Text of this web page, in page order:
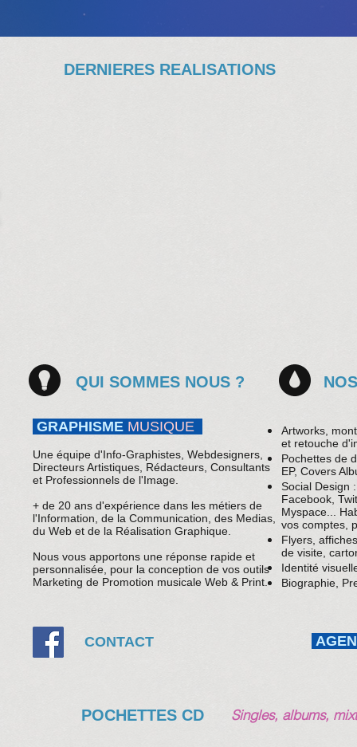
DERNIERES REALISATIONS
QUI SOMMES NOUS ?
GRAPHISME MUSIQUE
Une équipe d'Info-Graphistes, Webdesigners,
Directeurs Artistiques, Rédacteurs, Consultants
et Professionnels de l'Image.
+ de 20 ans d'expérience dans les métiers de
l'Information, de la Communication, des Medias,
du Web et de la Réalisation Graphique.
Nous vous apportons une réponse rapide et
personnalisée, pour la conception de vos outils
Marketing de Promotion musicale Web & Print.
CONTACT
Artworks,
et retouche
Pochettes de
EP, Covers
Social Design
Facebook,
Myspace...
vos comptes,
Flyers,
de visite,
Identité
Biographie,
POCHETTES CD Singles, albums,